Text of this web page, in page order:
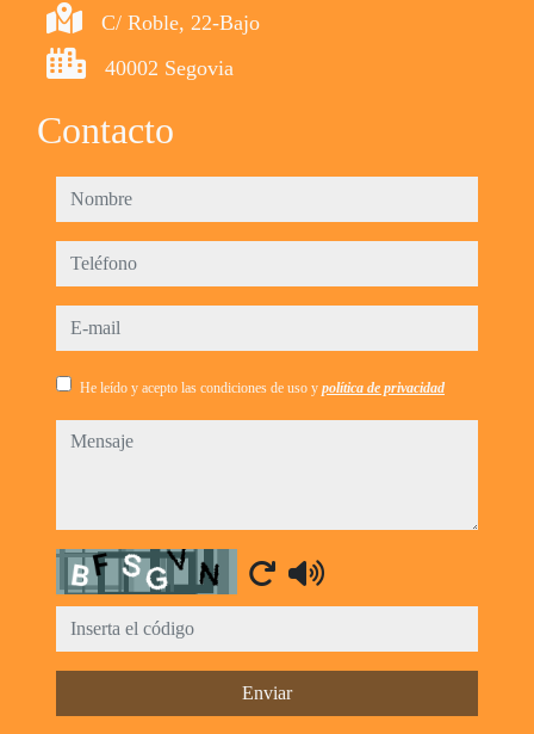
C/ Roble, 22-Bajo
40002 Segovia
Contacto
nombre
teléfono
e-mail
He leído y acepto las condiciones de uso y política de privacidad
mensaje
Captcha
Enviar